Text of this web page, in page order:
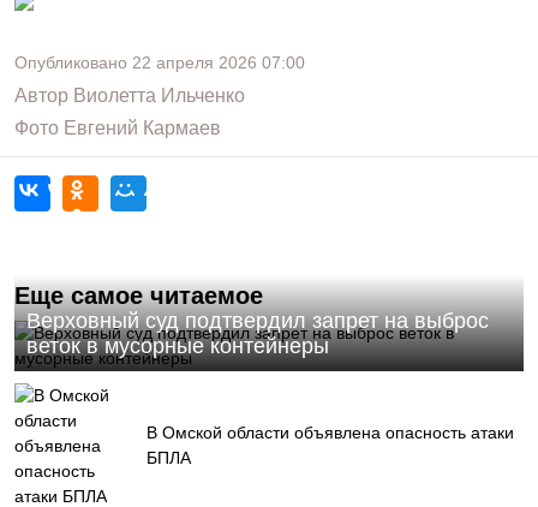
Опубликовано 22 апреля 2026 07:00
Автор Виолетта Ильченко
Фото Евгений Кармаев
Еще самое читаемое
Верховный суд подтвердил запрет на выброс
веток в мусорные контейнеры
В Омской области объявлена опасность атаки
БПЛА